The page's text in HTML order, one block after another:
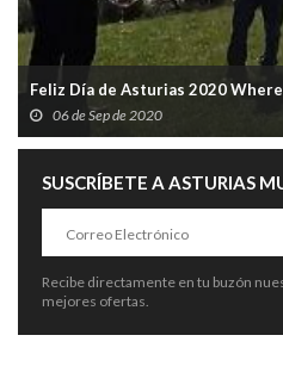
Feliz Día de Asturias 2020
06 de Sep de 2020
SUSCRÍBETE A ASTURIAS
Recibe directamente en tu buzón
mejores ofertas.